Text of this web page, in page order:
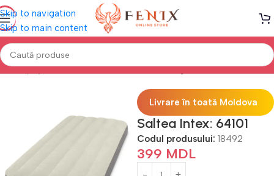
Skip to navigation
Skip to main content
Prima pagină Saltele GONFLABILE Saltele gonflabile
Livrare în toată Moldova
Saltea Intex: 64101
Codul produsului: 18492
399 MDL